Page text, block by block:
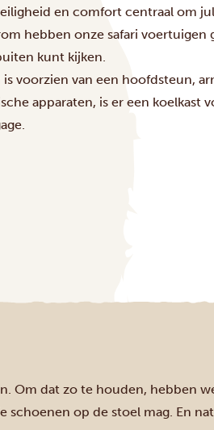
en comfort centraal om
hebben onze safari
kunt kijken.
is voorzien van een hoofdsteun,
apparaten, is er een koelkast
Om dat zo te houden, hebben
op de stoel mag. En